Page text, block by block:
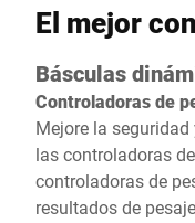
El mejor
Básculas
Controladoras de
Mejore la
las controladoras
controladoras de
resultados de